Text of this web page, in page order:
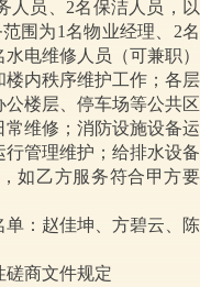
人员、2名保洁人员，以
围为1名物业经理、2名
电维修人员（可兼职）
内秩序维护工作；各层
楼层、停车场等公共区
维修；消防设施设备运
管理维护；给排水设备
如乙方服务符合甲方要
：赵佳坤、方碧云、陈
磋商文件规定